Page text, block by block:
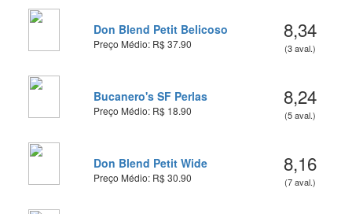
Don Blend Petit Belicoso
Preço Médio: R$ 37.90
8,34
(3 aval.)
Bucanero's SF Perlas
Preço Médio: R$ 18.90
8,24
(5 aval.)
Don Blend Petit Wide
Preço Médio: R$ 30.90
8,16
(7 aval.)